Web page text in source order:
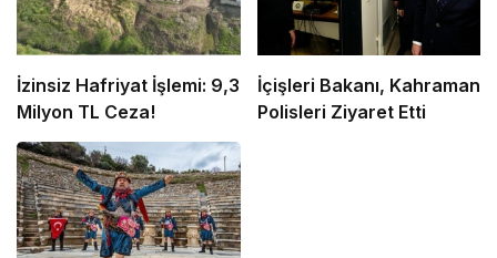
İzinsiz Hafriyat İşlemi: 9,3
Milyon TL Ceza!
İçişleri Bakanı, Kahraman
Polisleri Ziyaret Etti